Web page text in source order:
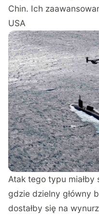
Chin. Ich
USA
Atak tego typu miałby
gdzie dzielny główny
dostałby się na